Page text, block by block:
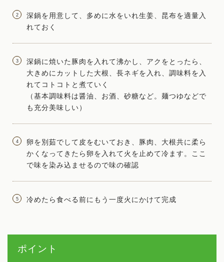
深鍋を用意して、多めに水をいれ生姜、昆布を適量入
れておく
深鍋に焼いた豚肉を入れて沸かし、アクをとったら、
大きめにカットした大根、長ネギを入れ、調味料を入
れてコトコトと煮ていく
（基本調味料は醤油、お酒、砂糖など。麺つゆなどで
も充分美味しい）
卵を別茹でして皮をむいておき、豚肉、大根共に柔ら
かくなってきたら卵を入れて火を止めて冷ます。ここ
で味を染み込ませるので味の確認
冷めたら食べる前にもう一度火にかけて完成
ポイント